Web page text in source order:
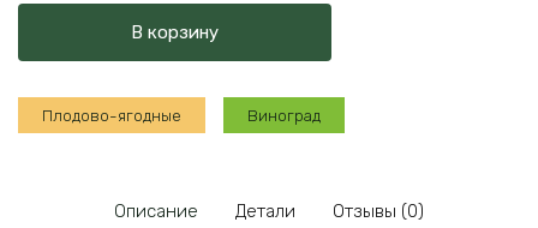
Дамские
пальчики
В корзину
Плодово-ягодные Виноград
Описание Детали Отзывы (0)